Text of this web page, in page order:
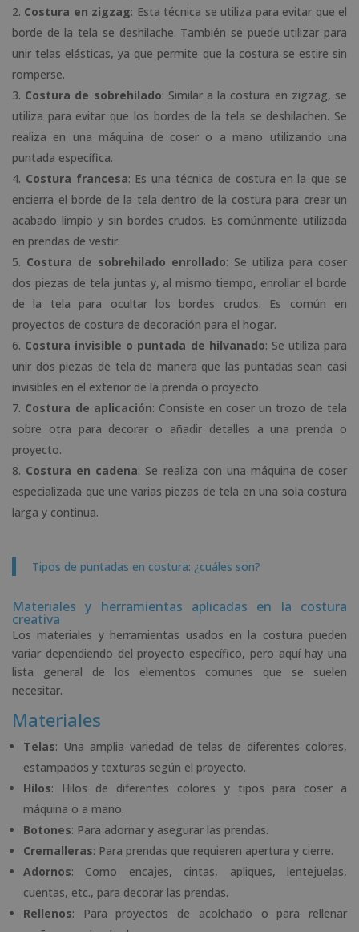
Costura en zigzag: Esta técnica se utiliza para evitar que el
borde de la tela se deshilache. También se puede utilizar para
unir telas elásticas, ya que permite que la costura se estire sin
romperse.
Costura de sobrehilado: Similar a la costura en zigzag, se
utiliza para evitar que los bordes de la tela se deshilachen. Se
realiza en una máquina de coser o a mano utilizando una
puntada específica.
Costura francesa: Es una técnica de costura en la que se
encierra el borde de la tela dentro de la costura para crear un
acabado limpio y sin bordes crudos. Es comúnmente utilizada
en prendas de vestir.
Costura de sobrehilado enrollado: Se utiliza para coser
dos piezas de tela juntas y, al mismo tiempo, enrollar el borde
de la tela para ocultar los bordes crudos. Es común en
proyectos de costura de decoración para el hogar.
Costura invisible o puntada de hilvanado: Se utiliza para
unir dos piezas de tela de manera que las puntadas sean casi
invisibles en el exterior de la prenda o proyecto.
Costura de aplicación: Consiste en coser un trozo de tela
sobre otra para decorar o añadir detalles a una prenda o
proyecto.
Costura en cadena: Se realiza con una máquina de coser
especializada que une varias piezas de tela en una sola costura
larga y continua.
Tipos de puntadas en costura: ¿cuáles son?
Materiales y herramientas aplicadas en la costura
creativa
Los materiales y herramientas usados en la costura pueden
variar dependiendo del proyecto específico, pero aquí hay una
lista general de los elementos comunes que se suelen
necesitar.
Materiales
Telas: Una amplia variedad de telas de diferentes colores,
estampados y texturas según el proyecto.
Hilos: Hilos de diferentes colores y tipos para coser a
máquina o a mano.
Botones: Para adornar y asegurar las prendas.
Cremalleras: Para prendas que requieren apertura y cierre.
Adornos: Como encajes, cintas, apliques, lentejuelas,
cuentas, etc., para decorar las prendas.
Rellenos: Para proyectos de acolchado o para rellenar